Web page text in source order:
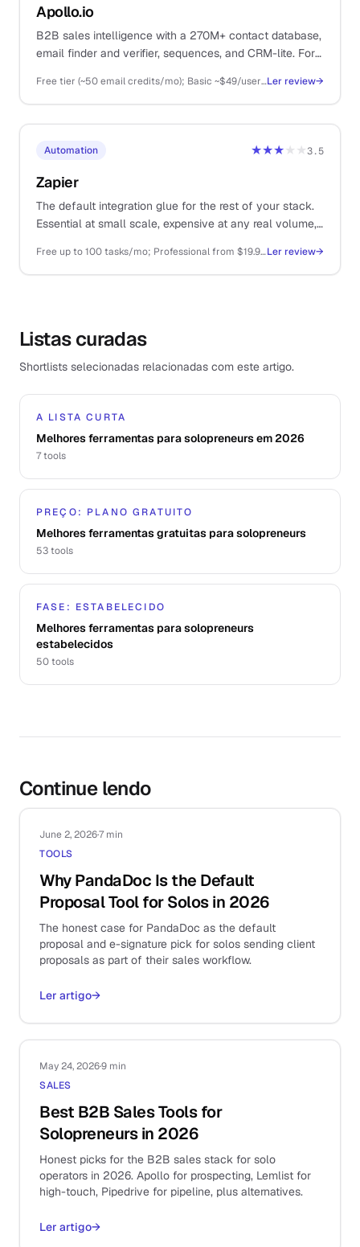
Apollo.io
B2B sales intelligence with a 270M+ contact database,
email finder and verifier, sequences, and CRM-lite. For
Free tier (~50 email credits/mo); Basic ~$49/user/mo, Professional ~$79/user/mo, Organization ~$119/user/mo (annual billing)Ler review→
Automation ★★★★★3.5
Zapier
The default integration glue for the rest of your stack.
Essential at small scale, expensive at any real volume,
Free up to 100 tasks/mo; Professional from $19.99/mo (750 tasks); Team from $69/moLer review→
Listas curadas
Shortlists selecionadas relacionadas com este artigo.
A LISTA CURTA
Melhores ferramentas para solopreneurs em 2026
7tools
PREÇO: PLANO GRATUITO
Melhores ferramentas gratuitas para solopreneurs
53tools
FASE: ESTABELECIDO
Melhores ferramentas para solopreneurs
estabelecidos
50tools
Continue lendo
June 2, 2026·7 min
TOOLS
Why PandaDoc Is the Default
Proposal Tool for Solos in 2026
The honest case for PandaDoc as the default
proposal and e-signature pick for solos sending client
proposals as part of their sales workflow.
Ler artigo→
May 24, 2026·9 min
SALES
Best B2B Sales Tools for
Solopreneurs in 2026
Honest picks for the B2B sales stack for solo
operators in 2026. Apollo for prospecting, Lemlist for
high-touch, Pipedrive for pipeline, plus alternatives.
Ler artigo→